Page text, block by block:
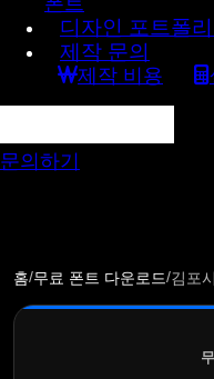
디자인 포트폴
제작 문의
제작 비용
문의하기
홈/무료 폰트 다운로드/김포